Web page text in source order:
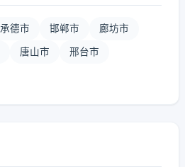
承德市 邯郸市 廊坊市
唐山市 邢台市